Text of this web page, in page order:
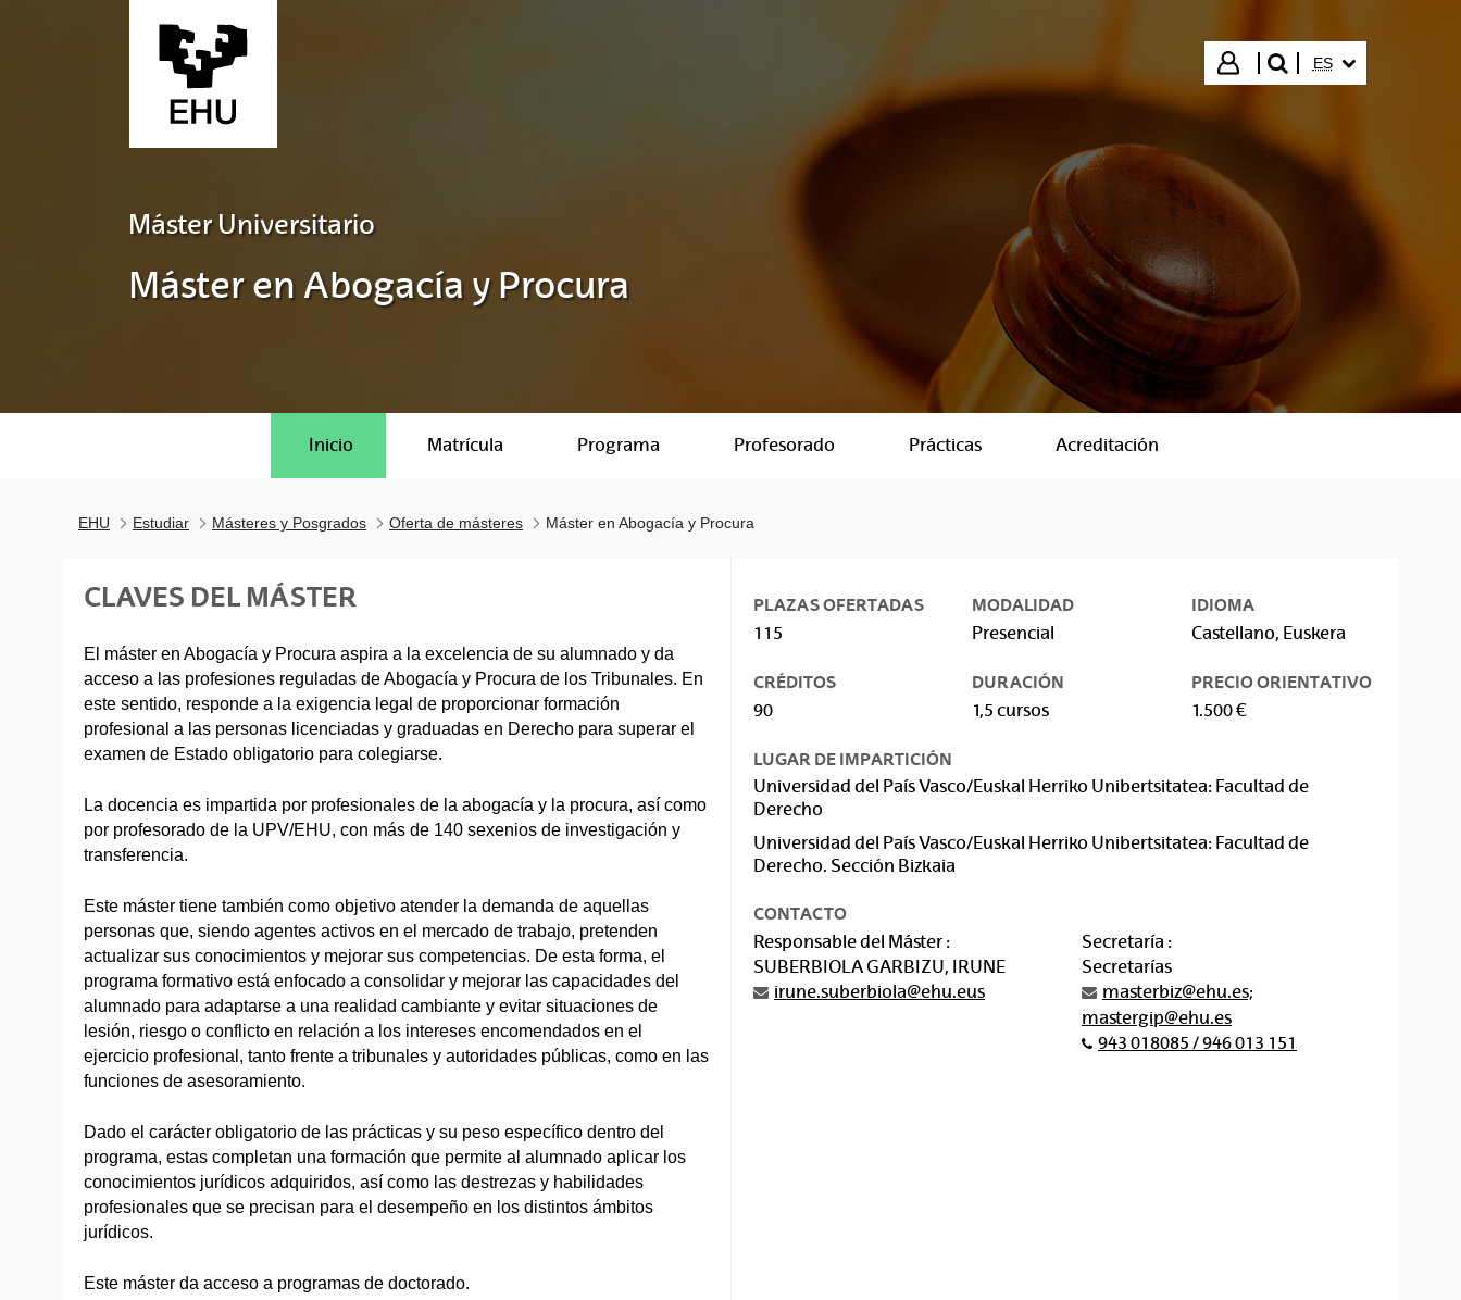
Iniciar sesión
buscar"
ES
Máster Universitario
Máster en Abogacía y Procura
Inicio Matrícula Programa Profesorado Prácticas Acreditación
EHU Estudiar Másteres y Posgrados Oferta de másteres Máster en Abogacía y Procura
CLAVES DEL MÁSTER
El máster en Abogacía y Procura aspira a la excelencia de su alumnado y da
acceso a las profesiones reguladas de Abogacía y Procura de los Tribunales. En
este sentido, responde a la exigencia legal de proporcionar formación
profesional a las personas licenciadas y graduadas en Derecho para superar el
examen de Estado obligatorio para colegiarse.
La docencia es impartida por profesionales de la abogacía y la procura, así como
por profesorado de la UPV/EHU, con más de 140 sexenios de investigación y
transferencia.
Este máster tiene también como objetivo atender la demanda de aquellas
personas que, siendo agentes activos en el mercado de trabajo, pretenden
actualizar sus conocimientos y mejorar sus competencias. De esta forma, el
programa formativo está enfocado a consolidar y mejorar las capacidades del
alumnado para adaptarse a una realidad cambiante y evitar situaciones de
lesión, riesgo o conflicto en relación a los intereses encomendados en el
ejercicio profesional, tanto frente a tribunales y autoridades públicas, como en las
funciones de asesoramiento.
Dado el carácter obligatorio de las prácticas y su peso específico dentro del
programa, estas completan una formación que permite al alumnado aplicar los
conocimientos jurídicos adquiridos, así como las destrezas y habilidades
profesionales que se precisan para el desempeño en los distintos ámbitos
jurídicos.
Este máster da acceso a programas de doctorado.
PLAZAS OFERTADAS
115
MODALIDAD
Presencial
IDIOMA
Castellano, Euskera
CRÉDITOS
90
DURACIÓN
1,5 cursos
PRECIO ORIENTATIVO
1.500 €
LUGAR DE IMPARTICIÓN
Universidad del País Vasco/Euskal Herriko Unibertsitatea: Facultad de
Derecho
Universidad del País Vasco/Euskal Herriko Unibertsitatea: Facultad de
Derecho. Sección Bizkaia
CONTACTO
Responsable del Máster :
SUBERBIOLA GARBIZU, IRUNE
irune.suberbiola@ehu.eus
Secretaría :
Secretarías
masterbiz@ehu.es;
mastergip@ehu.es
943 018085 / 946 013 151